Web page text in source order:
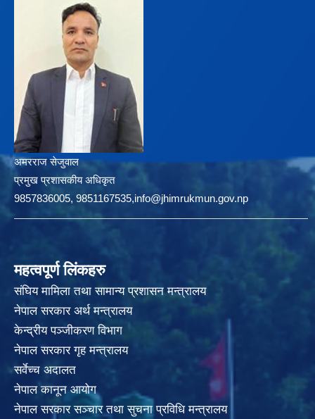
अमरराज सेजुवाल
प्रमुख प्रशासकीय अधिकृत
9857836005, 9851167535,info@jhimrukmun.gov.np
महत्वपूर्ण लिंकहरु
संघिय मामिला तथा सामान्य प्रशासन मन्त्रालय
नेपाल सरकार अर्थ मन्त्रालय
केन्द्रीय पञ्जीकरण विभाग
नेपाल सरकार गृह मन्त्रालय
सर्वेच्च अदालत
नेपाल कानून आयोग
नेपाल सरकार सञ्चार तथा सुचना प्रविधि मन्त्रालय